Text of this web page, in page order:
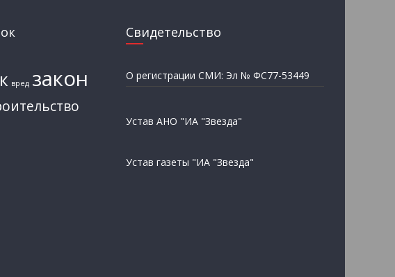
вред закон
Свидетельство
О регистрации СМИ: Эл № ФС77-53449
Устав АНО "ИА "Звезда"
Устав газеты "ИА "Звезда"